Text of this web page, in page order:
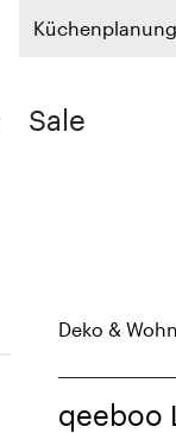
Küchenplanung
Sale
Deko &
qeeboo